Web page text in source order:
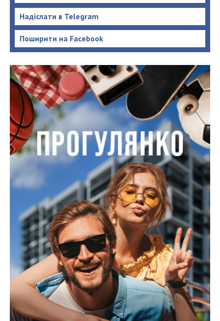
Надіслати в Telegram
Поширити на Facebook